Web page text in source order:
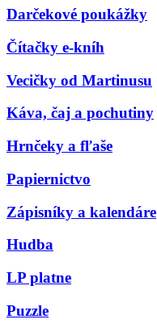
Darčekové poukážky
Čítačky e-kníh
Vecičky od Martinusu
Káva, čaj a pochutiny
Hrnčeky a fľaše
Papiernictvo
Zápisníky a kalendáre
Hudba
LP platne
Puzzle